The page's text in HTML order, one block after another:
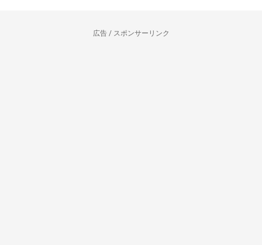
広告 / スポンサーリンク